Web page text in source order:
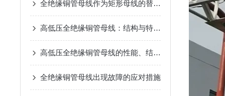
全绝缘铜管母线作为矩形母线的替代品
高低压全绝缘铜管母线：结构与特点深度解析
高低压全绝缘铜管母线的性能、结构与技术优势
全绝缘铜管母线出现故障的应对措施